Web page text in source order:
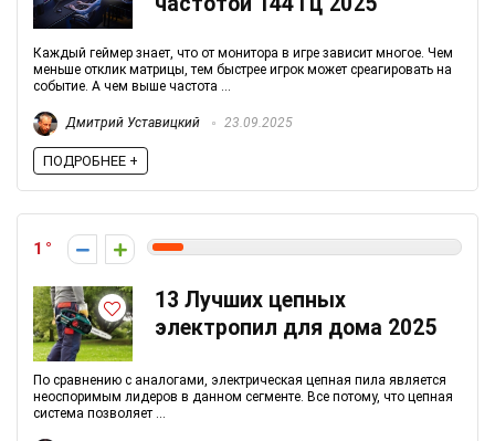
Каждый геймер знает, что от монитора в игре зависит многое. Чем
меньше отклик матрицы, тем быстрее игрок может среагировать на
событие. А чем выше частота ...
Дмитрий Уставицкий 23.09.2025
ПОДРОБНЕЕ +
1
13 Лучших цепных
электропил для дома 2025
По сравнению с аналогами, электрическая цепная пила является
неоспоримым лидеров в данном сегменте. Все потому, что цепная
система позволяет ...